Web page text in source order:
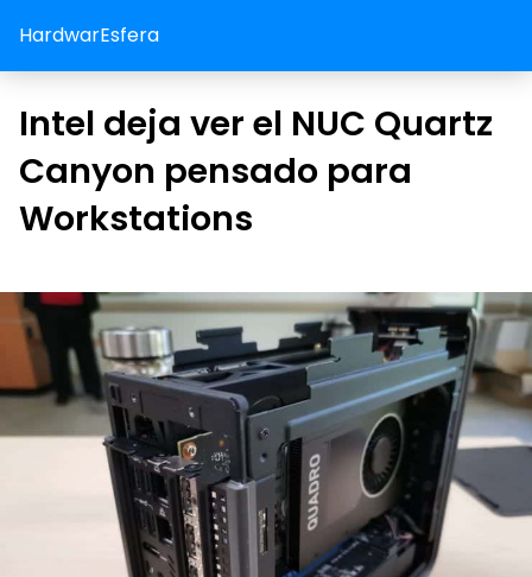
HardwarEsfera
Intel deja ver el NUC Quartz
Canyon pensado para
Workstations